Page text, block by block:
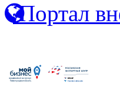
Портал